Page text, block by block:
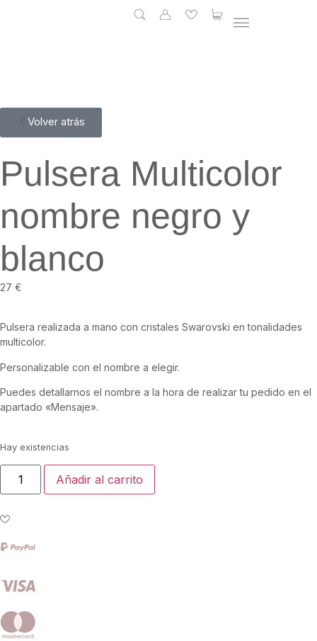
Volver atrás
Pulsera Multicolor
nombre negro y
blanco
27 €
Pulsera realizada a mano con cristales Swarovski en tonalidades
multicolor.
Personalizable con el nombre a elegir.
Puedes detallarnos el nombre a la hora de realizar tu pedido en el
apartado «Mensaje».
Hay existencias
Añadir al carrito